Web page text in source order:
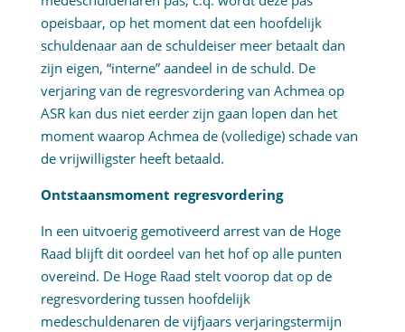
opeisbaar, op het moment dat een hoofdelijk
schuldenaar aan de schuldeiser meer betaalt dan
zijn eigen, “interne” aandeel in de schuld. De
verjaring van de regresvordering van Achmea op
ASR kan dus niet eerder zijn gaan lopen dan het
moment waarop Achmea de (volledige) schade van
de vrijwilligster heeft betaald.
Ontstaansmoment regresvordering
In een uitvoerig gemotiveerd arrest van de Hoge
Raad blijft dit oordeel van het hof op alle punten
overeind. De Hoge Raad stelt voorop dat op de
regresvordering tussen hoofdelijk
medeschuldenaren de vijfjaars verjaringstermijn